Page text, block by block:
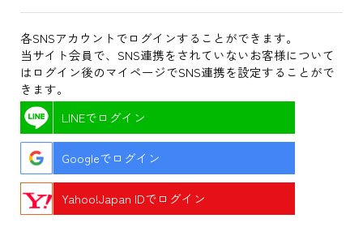
各SNSアカウントでログインすることができます。
当サイト会員で、SNS連携をされていないお客様について
はログイン後のマイページでSNS連携を設定することがで
きます。
LINEでログイン
Googleでログイン
Yahoo!Japan IDでログイン